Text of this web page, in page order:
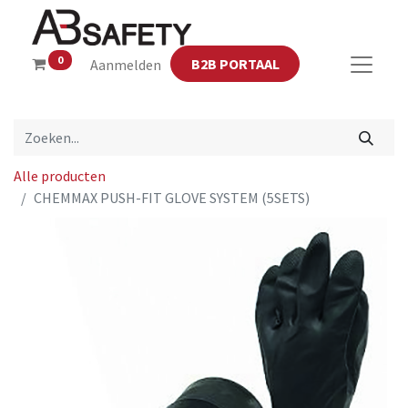
0 Aanmelden B2B PORTAAL
Alle producten
CHEMMAX PUSH-FIT GLOVE SYSTEM (5SETS)